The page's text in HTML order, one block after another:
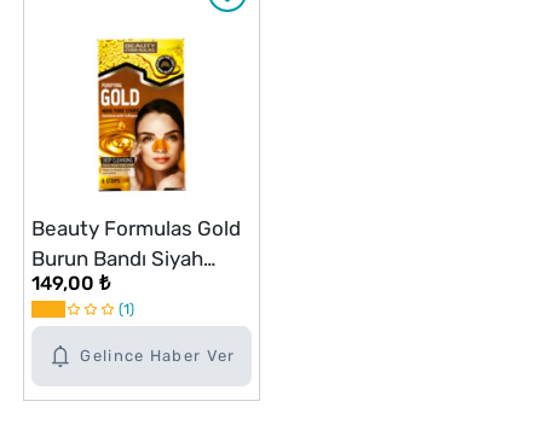
Gelince Haber Ver
Beauty Formulas Gold
Burun Bandı Siyah
Nokta Temizleyici 6
Adet
149,00 ₺
1